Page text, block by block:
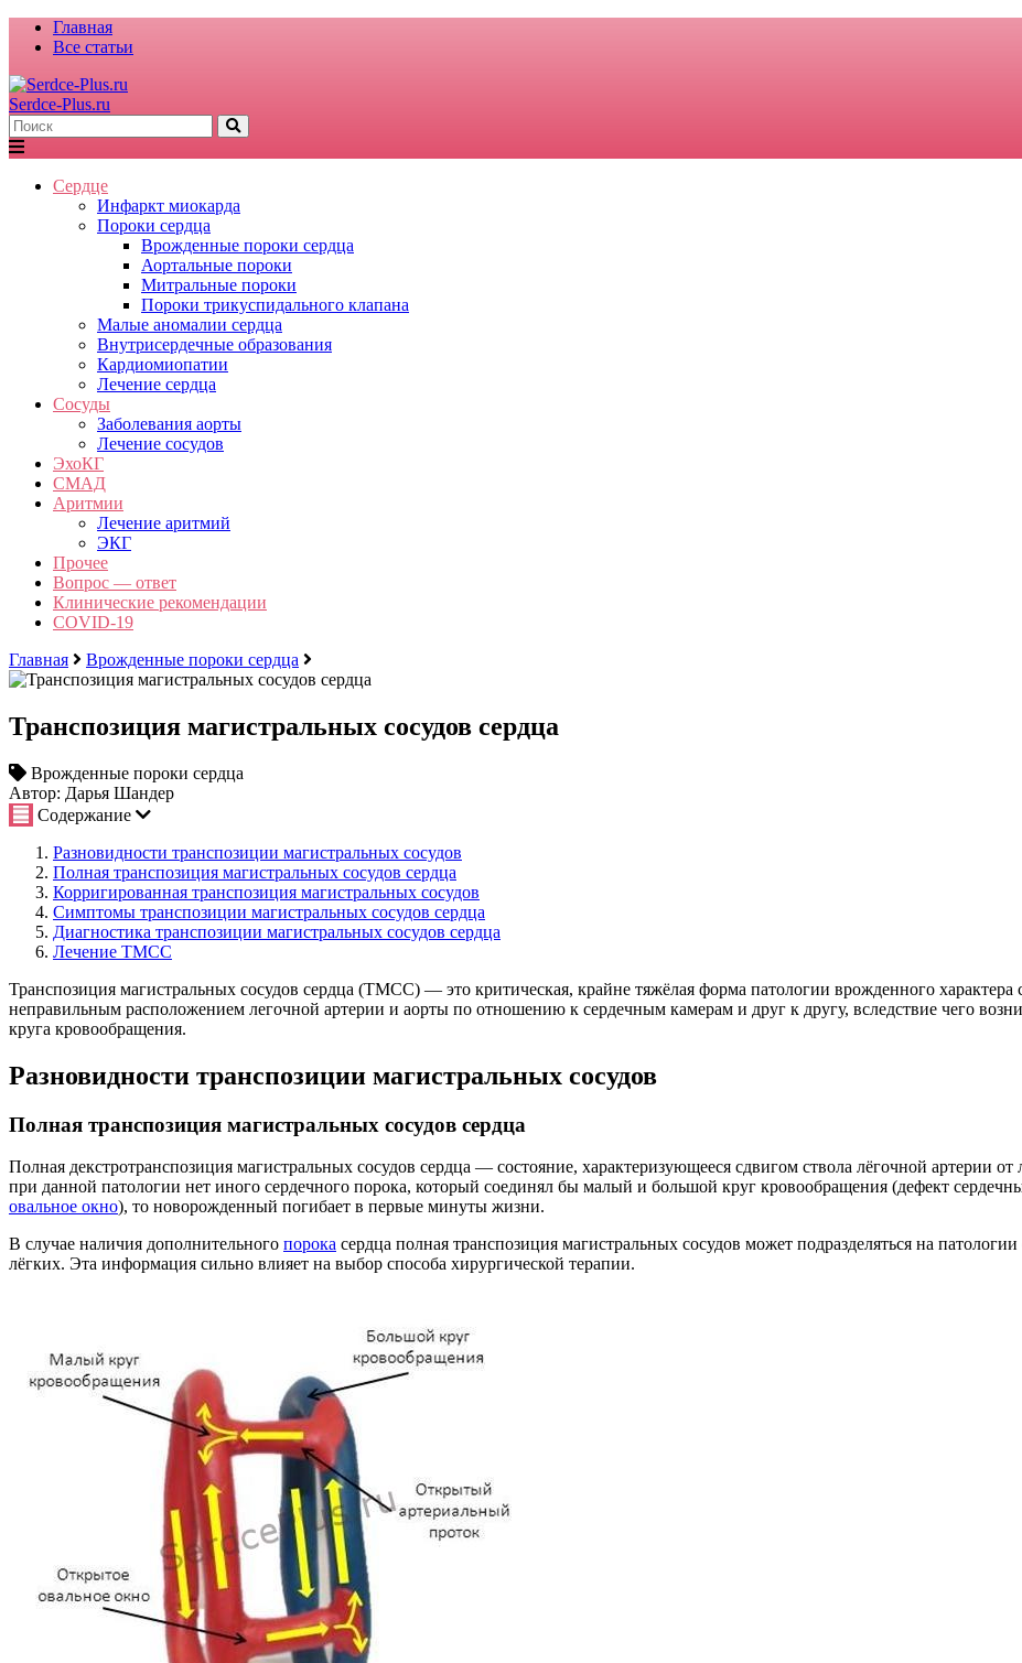
Главная
Все статьи
Serdce-Plus.ru
Сердце
Инфаркт миокарда
Пороки сердца
Врожденные пороки сердца
Аортальные пороки
Митральные пороки
Пороки трикуспидального клапана
Малые аномалии сердца
Внутрисердечные образования
Кардиомиопатии
Лечение сердца
Сосуды
Заболевания аорты
Лечение сосудов
ЭхоКГ
СМАД
Аритмии
Лечение аритмий
ЭКГ
Прочее
Вопрос — ответ
Клинические рекомендации
COVID-19
Главная
Врожденные пороки сердца
Транспозиция магистральных сосудов сердца
Врожденные пороки сердца
Автор: Дарья Шандер
Содержание
Разновидности транспозиции магистральных сосудов
Полная транспозиция магистральных сосудов сердца
Корригированная транспозиция магистральных сосудов
Симптомы транспозиции магистральных сосудов сердца
Диагностика транспозиции магистральных сосудов сердца
Лечение ТМСС
Транспозиция магистральных сосудов сердца (ТМСС) — это критическая, крайне тяжёлая форма патологии врожденного характера
неправильным расположением легочной артерии и аорты по отношению к сердечным камерам и друг к другу, вследствие чего
круга кровообращения.
Разновидности транспозиции магистральных сосудов
Полная транспозиция магистральных сосудов сердца
Полная декстротранспозиция магистральных сосудов сердца — состояние, характеризующееся сдвигом ствола лёгочной артерии
при данной патологии нет иного сердечного порока, который соединял бы малый и большой круг кровообращения (дефект
овальное окно), то новорожденный погибает в первые минуты жизни.
В случае наличия дополнительного порока сердца полная транспозиция магистральных сосудов может подразделяться на
лёгких. Эта информация сильно влияет на выбор способа хирургической терапии.